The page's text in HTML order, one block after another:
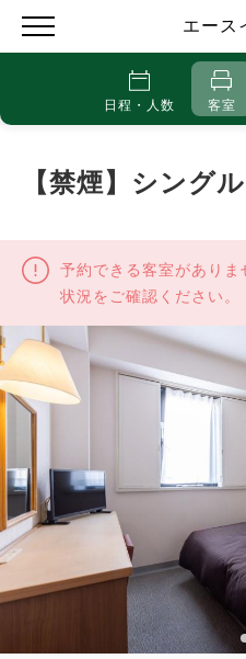
エース
日程・人数 客室
【禁煙】シング
予約できる客室があり
状況をご確認ください。